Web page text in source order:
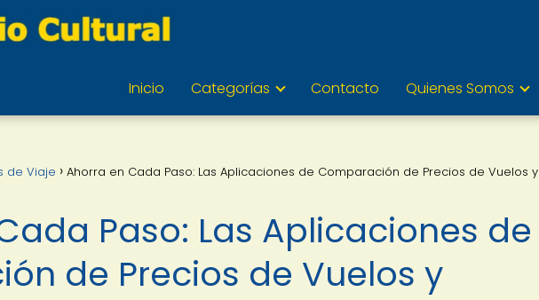
Inicio Categorías Contacto Quienes Somos
de Viaje
Ahorra en Cada Paso: Las Aplicaciones de Comparación de Precios de Vuelos y
Paso: Las Aplicaciones de
de Precios de Vuelos y